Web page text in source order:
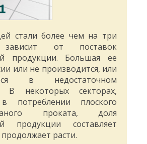
стали более чем на три
зависит от поставок
продукции. Большая ее
или не производится, или
в недостаточном
В некоторых секторах,
потреблении плоского
проката, доля
продукции составляет
расти.